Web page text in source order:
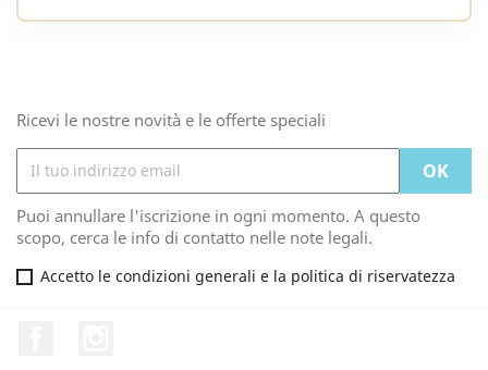
Ricevi le nostre novità e le offerte speciali
Puoi annullare l'iscrizione in ogni momento. A questo
scopo, cerca le info di contatto nelle note legali.
Accetto le condizioni generali e la politica di riservatezza